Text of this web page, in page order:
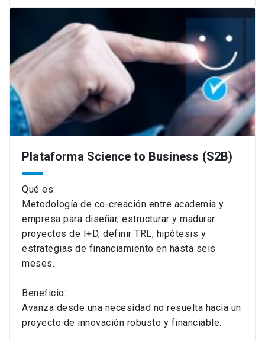
Plataforma Science to Business (S2B)
Qué es:
Metodología de co-creación entre academia y
empresa para diseñar, estructurar y madurar
proyectos de I+D, definir TRL, hipótesis y
estrategias de financiamiento en hasta seis
meses.
Beneficio:
Avanza desde una necesidad no resuelta hacia un
proyecto de innovación robusto y financiable.